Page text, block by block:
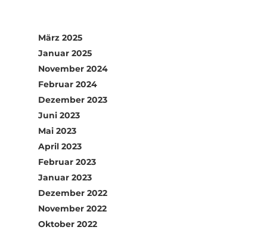
März 2025
Januar 2025
November 2024
Februar 2024
Dezember 2023
Juni 2023
Mai 2023
April 2023
Februar 2023
Januar 2023
Dezember 2022
November 2022
Oktober 2022